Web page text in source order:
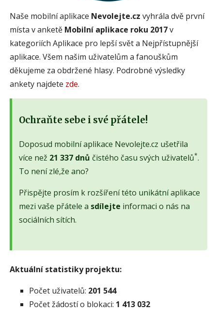
Naše mobilní aplikace Nevolejte.cz vyhrála dvě první
místa v anketě Mobilní aplikace roku 2017v
kategoriích Aplikace pro lepší svět a Nejpřístupnější
aplikace. Všem našim uživatelům a fanouškům
děkujeme za obdržené hlasy. Podrobné výsledky
ankety najdete zde.
Ochraňte sebe i své přátele!
Doposud mobilní aplikace Nevolejte.cz ušetřila
více než 21 337 dnů čistého času svých uživatelů*.
To není zlé,že ano?
Přispějte prosím k rozšíření této unikátní aplikace
mezi vaše přátele a sdílejte informaci o nás na
sociálních sítích.
Aktuální statistiky projektu:
Počet uživatelů: 201 544
Počet žádostí o blokaci: 1 413 032